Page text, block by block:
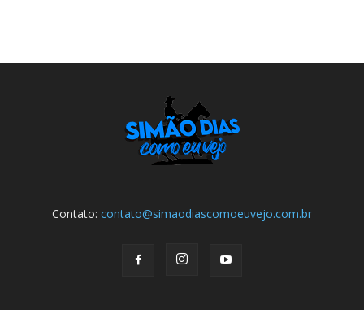
Contato: contato@simaodiascomoeuvejo.com.br